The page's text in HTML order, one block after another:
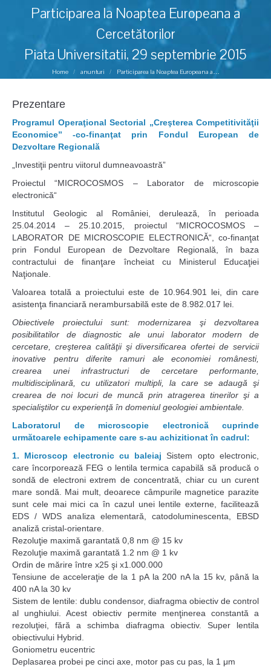
Participarea la Noaptea Europeana a
Cercetătorilor
Piata Universitatii, 29 septembrie 2015
You are here:
Home anunturi Participarea la Noaptea Europeana a…
Prezentare
Programul Operaţional Sectorial „Creşterea Competitivităţii
Economice” -co-finanţat prin Fondul European de
Dezvoltare Regională
„Investiţii pentru viitorul dumneavoastră”
Proiectul “MICROCOSMOS – Laborator de microscopie
electronică“
Institutul Geologic al României, derulează, în perioada
25.04.2014 – 25.10.2015, proiectul “MICROCOSMOS –
LABORATOR DE MICROSCOPIE ELECTRONICĂ“, co-finanţat
prin Fondul European de Dezvoltare Regională, în baza
contractului de finanţare încheiat cu Ministerul Educaţiei
Naţionale.
Valoarea totală a proiectului este de 10.964.901 lei, din care
asistenţa financiară nerambursabilă este de 8.982.017 lei.
Obiectivele proiectului sunt: modernizarea şi dezvoltarea
posibilitatilor de diagnostic ale unui laborator modern de
cercetare, creşterea calităţii şi diversificarea ofertei de servicii
inovative pentru diferite ramuri ale economiei românesti,
crearea unei infrastructuri de cercetare performante,
multidisciplinară, cu utilizatori multipli, la care se adaugă şi
crearea de noi locuri de muncă prin atragerea tinerilor şi a
specialiştilor cu experienţă în domeniul geologiei ambientale.
Laboratorul de microscopie electronică cuprinde
următoarele echipamente care s-au achizitionat în cadrul:
1. Microscop electronic cu baleiaj Sistem opto electronic,
care încorporează FEG o lentila termica capabilă să producă o
sondă de electroni extrem de concentrată, chiar cu un curent
mare sondă. Mai mult, deoarece câmpurile magnetice parazite
sunt cele mai mici ca în cazul unei lentile externe, facilitează
EDS / WDS analiza elementară, catodoluminescenta, EBSD
analiză cristal-orientare.
Rezoluţie maximă garantată 0,8 nm @ 15 kv
Rezoluţie maximă garantată 1.2 nm @ 1 kv
Ordin de mărire între x25 şi x1.000.000
Tensiune de acceleraţie de la 1 pA la 200 nA la 15 kv, până la
400 nA la 30 kv
Sistem de lentile: dublu condensor, diafragma obiectiv de control
al unghiului. Acest obiectiv permite menţinerea constantă a
rezoluţiei, fără a schimba diafragma obiectiv. Super lentila
obiectivului Hybrid.
Goniometru eucentric
Deplasarea probei pe cinci axe, motor pas cu pas, la 1 μm